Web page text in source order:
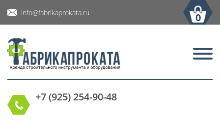
info@fabrikaprokata.ru 0
+7 (925) 254-90-48